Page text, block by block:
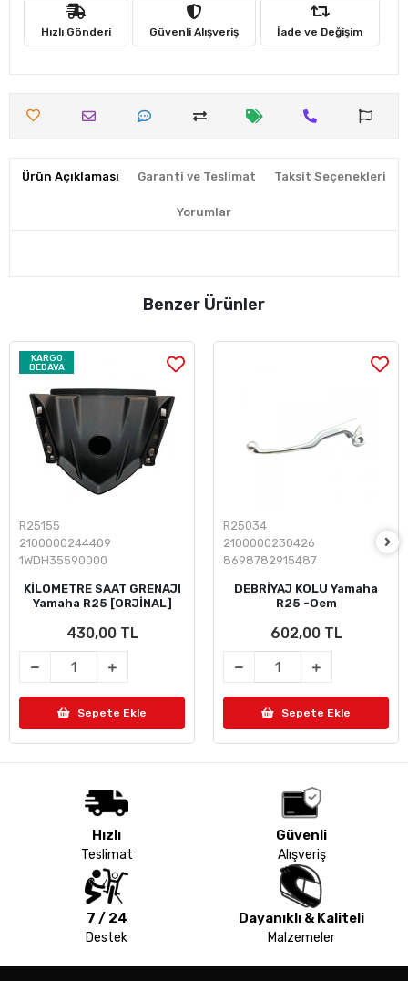
Hızlı Gönderi Güvenli Alışveriş İade ve Değişim
Ürün Açıklaması Garanti ve Teslimat Taksit Seçenekleri
Yorumlar
Benzer Ürünler
KARGO
BEDAVA
R25155
2100000244409
1WDH35590000
KİLOMETRE SAAT GRENAJI
Yamaha R25 [ORJİNAL]
430,00 TL
Sepete Ekle
R25034
2100000230426
8698782915487
DEBRİYAJ KOLU Yamaha
R25 -Oem
602,00 TL
Sepete Ekle
Hızlı
Teslimat
Güvenli
Alışveriş
7 / 24
Destek
Dayanıklı & Kaliteli
Malzemeler